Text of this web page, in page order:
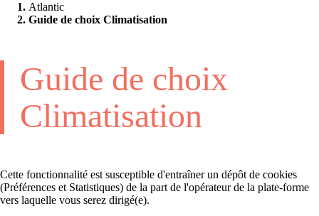
Atlantic
Guide de choix Climatisation
Guide de choix
Climatisation
Cette fonctionnalité est susceptible d'entraîner un dépôt de cookies
(Préférences et Statistiques) de la part de l'opérateur de la plate-forme
vers laquelle vous serez dirigé(e).